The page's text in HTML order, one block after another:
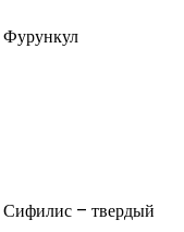
Фурункул
Сифилис – твердый